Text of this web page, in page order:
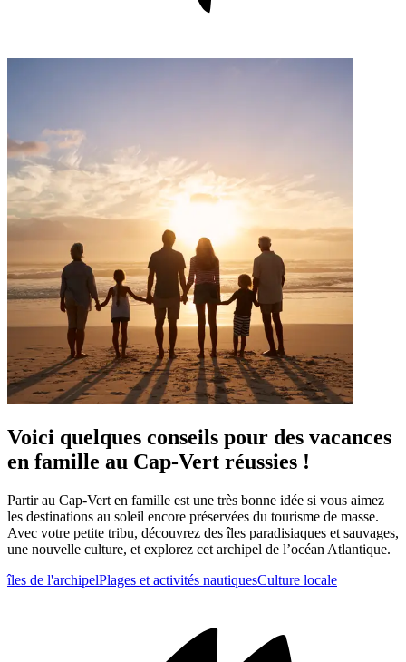
Voici quelques conseils pour des vacances
en famille au Cap-Vert réussies !
Partir au Cap-Vert en famille est une très bonne idée si vous aimez
les destinations au soleil encore préservées du tourisme de masse.
Avec votre petite tribu, découvrez des îles paradisiaques et sauvages,
une nouvelle culture, et explorez cet archipel de l’océan Atlantique.
îles de l'archipelPlages et activités nautiquesCulture locale